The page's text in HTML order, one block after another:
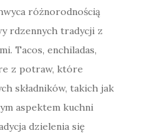
różnorodnością
rdzennych tradycji z
Tacos, enchiladas,
z potraw, które
składników, takich jak
aspektem kuchni
dzielenia się